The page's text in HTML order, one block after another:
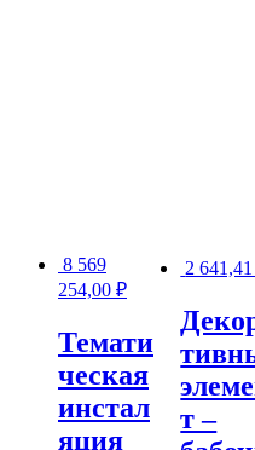
8 569
254,00 ₽
Темати
ческая
инстал
яция
2
т –